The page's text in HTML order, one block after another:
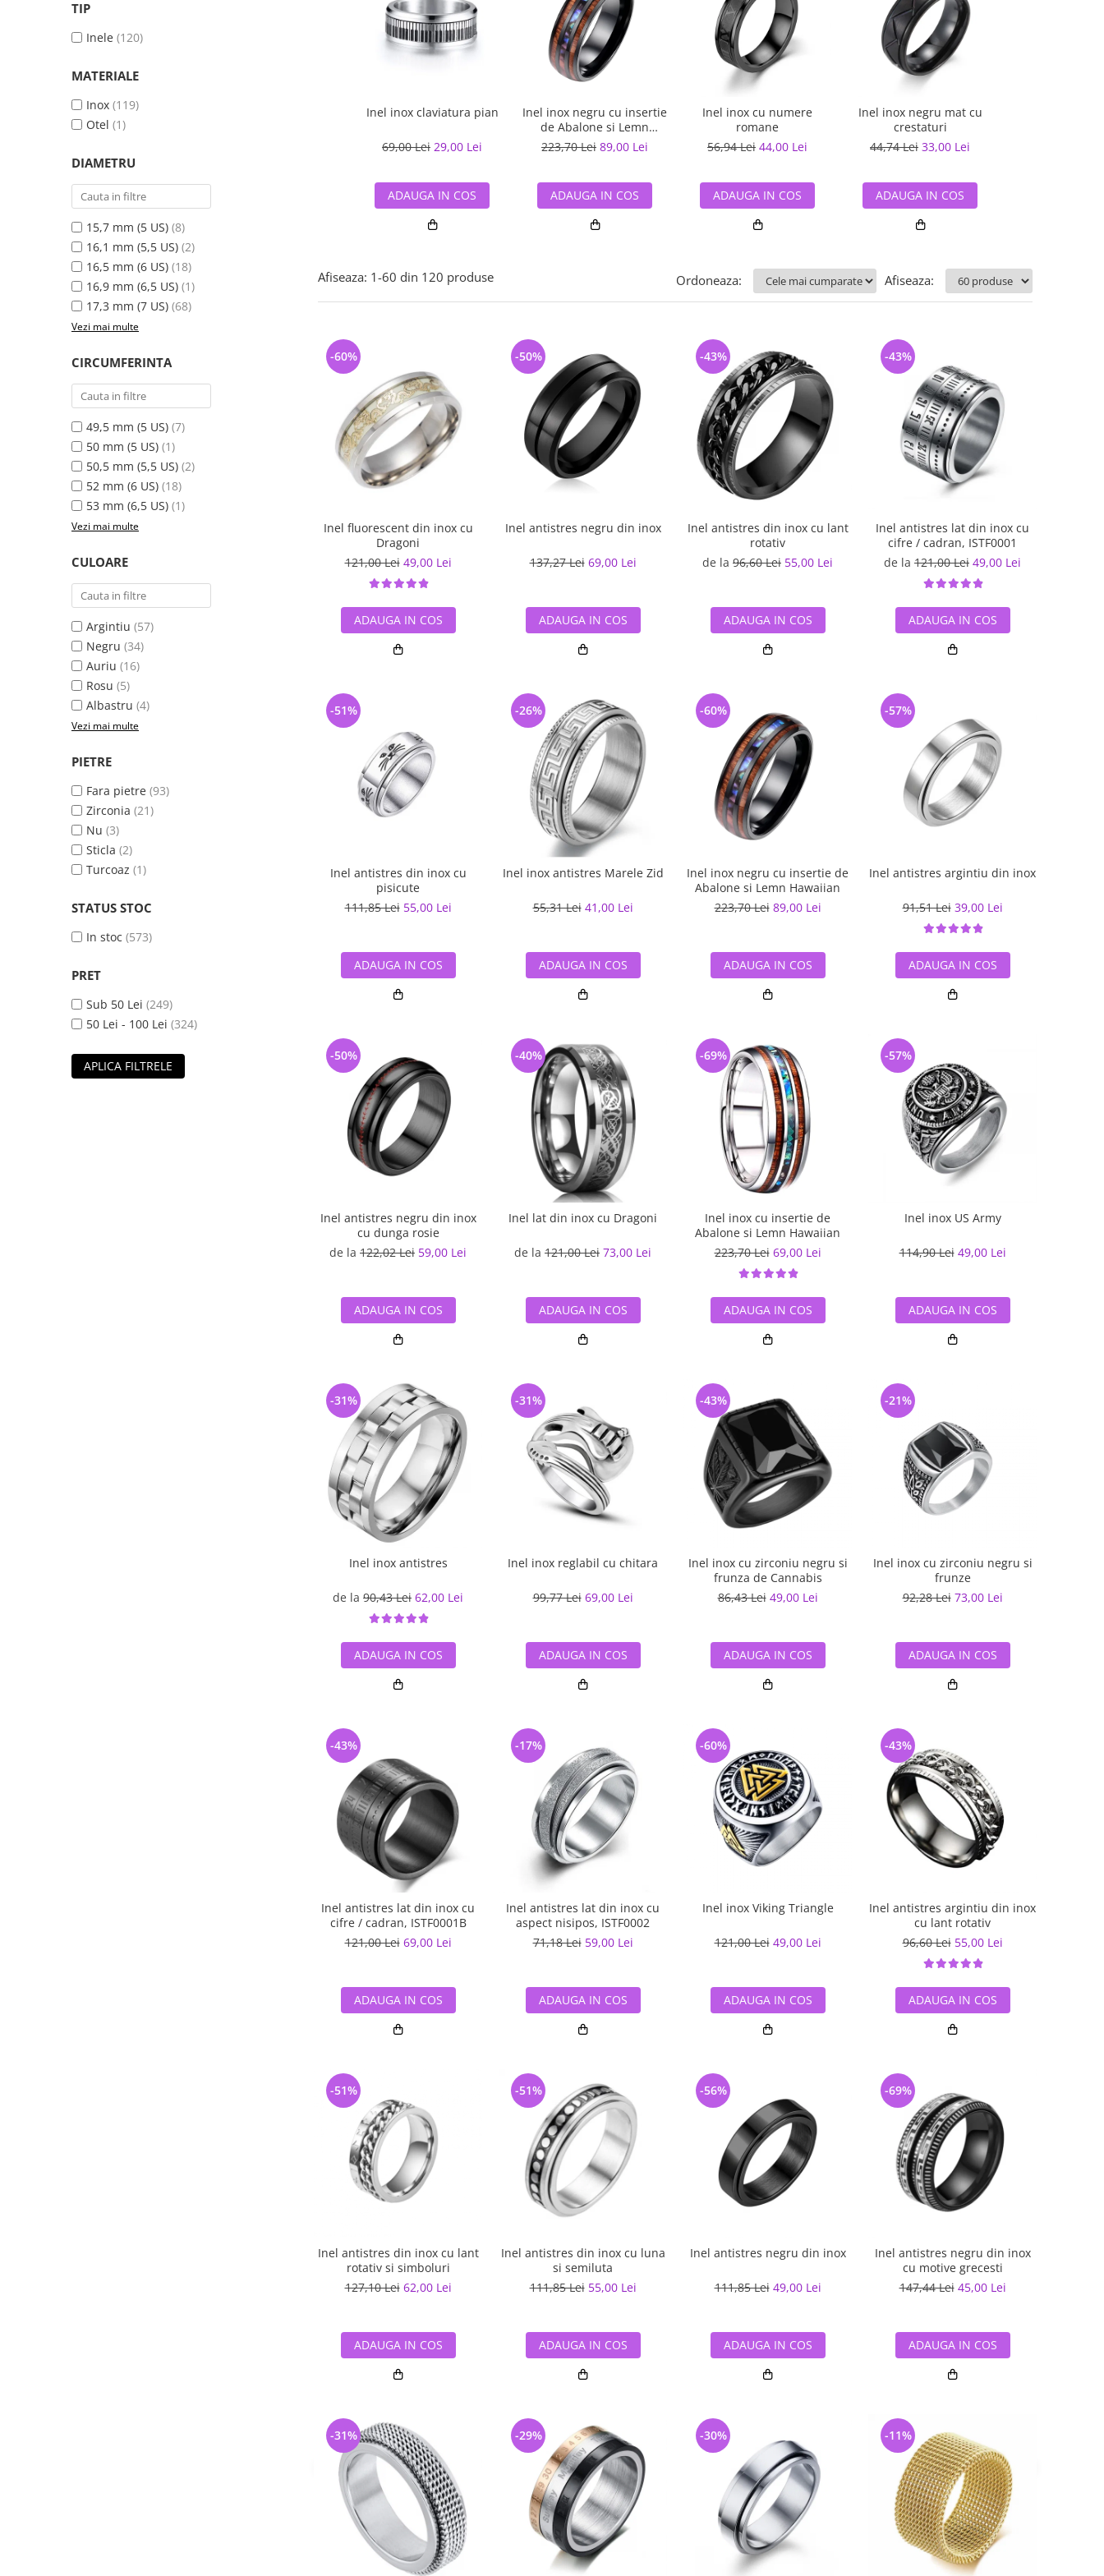
semipretioase
Bijuterii argint placat cu aur
Bijuterii argint cu diverse
Bijuterii argint cu murano
Bijuterii gotice si rock
Bijuterii Handmade
Bijuterii fantezie
Casete si cutii de bijuterii
Solutii si lavete de curatare
bijuterii argint
TIP
Inele (120)
MATERIALE
Inox (119)
Otel (1)
DIAMETRU
15,7 mm (5 US) (8)
16,1 mm (5,5 US) (2)
16,5 mm (6 US) (18)
16,9 mm (6,5 US) (1)
17,3 mm (7 US) (68)
Vezi mai multe
CIRCUMFERINTA
49,5 mm (5 US) (7)
50 mm (5 US) (1)
50,5 mm (5,5 US) (2)
52 mm (6 US) (18)
53 mm (6,5 US) (1)
Vezi mai multe
CULOARE
Argintiu (57)
Negru (34)
Auriu (16)
Rosu (5)
Albastru (4)
Vezi mai multe
PIETRE
Fara pietre (93)
Zirconia (21)
Nu (3)
Sticla (2)
Turcoaz (1)
STATUS STOC
In stoc (573)
PRET
Sub 50 Lei (249)
50 Lei - 100 Lei (324)
APLICA FILTRELE
Inel inox claviatura pian
69,00 Lei 29,00 Lei
ADAUGA IN COS
Inel inox negru cu insertie
de Abalone si Lemn
Hawaiian
223,70 Lei 89,00 Lei
ADAUGA IN COS
Inel inox cu numere
romane
56,94 Lei 44,00 Lei
ADAUGA IN COS
Inel inox negru mat cu
crestaturi
44,74 Lei 33,00 Lei
ADAUGA IN COS
Afiseaza: 1-60 din 120 produse Afiseaza:
Ordoneaza:
Inel fluorescent din inox cu
Dragoni
121,00 Lei 49,00 Lei
-60%
ADAUGA IN COS
Inel antistres negru din inox
137,27 Lei 69,00 Lei
-50%
ADAUGA IN COS
Inel antistres din inox cu lant
rotativ
de la 96,60 Lei 55,00 Lei
-43%
ADAUGA IN COS
Inel antistres lat din inox cu
cifre / cadran, ISTF0001
de la 121,00 Lei 49,00 Lei
-43%
ADAUGA IN COS
Inel antistres din inox cu
pisicute
111,85 Lei 55,00 Lei
-51%
ADAUGA IN COS
Inel inox antistres Marele Zid
55,31 Lei 41,00 Lei
-26%
ADAUGA IN COS
Inel inox negru cu insertie de
Abalone si Lemn Hawaiian
223,70 Lei 89,00 Lei
-60%
ADAUGA IN COS
Inel antistres argintiu din inox
91,51 Lei 39,00 Lei
-57%
ADAUGA IN COS
Inel antistres negru din inox
cu dunga rosie
de la 122,02 Lei 59,00 Lei
-50%
ADAUGA IN COS
Inel lat din inox cu Dragoni
de la 121,00 Lei 73,00 Lei
-40%
ADAUGA IN COS
Inel inox cu insertie de
Abalone si Lemn Hawaiian
223,70 Lei 69,00 Lei
-69%
ADAUGA IN COS
Inel inox US Army
114,90 Lei 49,00 Lei
-57%
ADAUGA IN COS
Inel inox antistres
de la 90,43 Lei 62,00 Lei
-31%
ADAUGA IN COS
Inel inox reglabil cu chitara
99,77 Lei 69,00 Lei
-31%
ADAUGA IN COS
Inel inox cu zirconiu negru si
frunza de Cannabis
86,43 Lei 49,00 Lei
-43%
ADAUGA IN COS
Inel inox cu zirconiu negru si
frunze
92,28 Lei 73,00 Lei
-21%
ADAUGA IN COS
Inel antistres lat din inox cu
cifre / cadran, ISTF0001B
121,00 Lei 69,00 Lei
-43%
ADAUGA IN COS
Inel antistres lat din inox cu
aspect nisipos, ISTF0002
71,18 Lei 59,00 Lei
-17%
ADAUGA IN COS
Inel inox Viking Triangle
121,00 Lei 49,00 Lei
-60%
ADAUGA IN COS
Inel antistres argintiu din inox
cu lant rotativ
96,60 Lei 55,00 Lei
-43%
ADAUGA IN COS
Inel antistres din inox cu lant
rotativ si simboluri
127,10 Lei 62,00 Lei
-51%
ADAUGA IN COS
Inel antistres din inox cu luna
si semiluta
111,85 Lei 55,00 Lei
-51%
ADAUGA IN COS
Inel antistres negru din inox
111,85 Lei 49,00 Lei
-56%
ADAUGA IN COS
Inel antistres negru din inox
cu motive grecesti
147,44 Lei 45,00 Lei
-69%
ADAUGA IN COS
-31% -29% -30% -11%